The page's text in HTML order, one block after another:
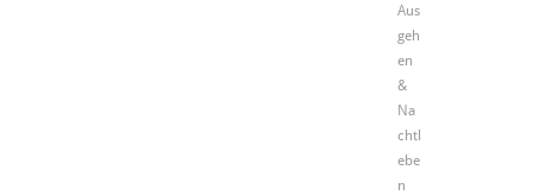
Aus
geh
en
&
Na
chtl
ebe
n